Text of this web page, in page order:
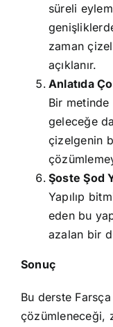
süreli
zaman
açıklanır.
Anlatıda
Bir metinde
geleceğe
çizelgenin
Şoste Şod
Yapılıp
eden bu
azalan bir
Sonuç
Bu derste
çözümleneceği,